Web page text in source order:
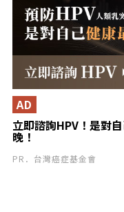
立即諮詢HPV！是對
晚！
AD
PR．台灣癌症基金會